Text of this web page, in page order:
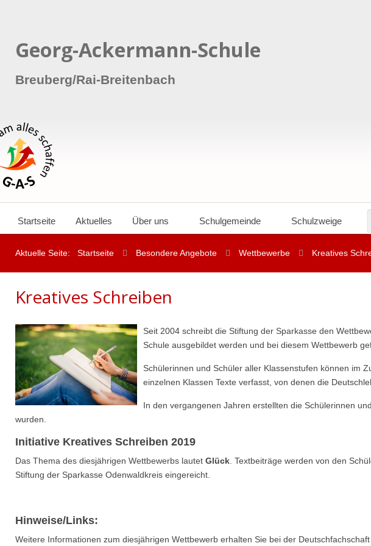
Georg-Ackermann-Schule
Breuberg/Rai-Breitenbach
Startseite Aktuelles Über uns Schulgemeinde Schulzweige
Aktuelle Seite: Startseite Besondere Angebote Wettbewerbe Kreatives
Kreatives Schreiben
Seit 2004 schreibt die Stiftung der Sparkasse den
Schule ausgebildet werden und bei diesem Wettbewerb
Schülerinnen und Schüler aller Klassenstufen können im
einzelnen Klassen Texte verfasst, von denen die
In den vergangenen Jahren erstellten die Schülerinnen
wurden.
Initiative Kreatives Schreiben 2019
Das Thema des diesjährigen Wettbewerbs lautet Glück . Textbeiträge werden von den
Stiftung der Sparkasse Odenwaldkreis eingereicht.
Hinweise/Links:
Weitere Informationen zum diesjährigen Wettbewerb erhalten Sie bei der